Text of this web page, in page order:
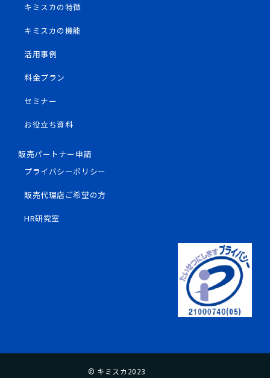
キミスカの特徴
キミスカの機能
活用事例
料金プラン
セミナー
お役立ち資料
販売パートナー申請
プライバシーポリシー
販売代理店ご希望の方
HR研究室
© キミスカ2023